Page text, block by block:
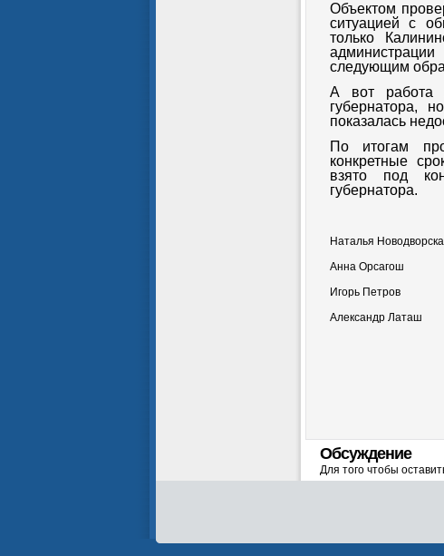
Объектом
ситуацией с
только
следующим
А вот работа
губернатора,
показалась
По итогам
конкретные
взято под
губернатора.
Наталья
Анна Орсагош
Игорь Петров
Александр Латаш
Обсуждение
Для того чтобы